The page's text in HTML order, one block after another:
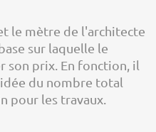
le mètre de l'architecte
sur laquelle le
son prix. En fonction, il
du nombre total
pour les travaux.